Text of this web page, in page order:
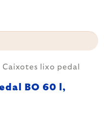
Caixotes lixo pedal
BO 60 l,